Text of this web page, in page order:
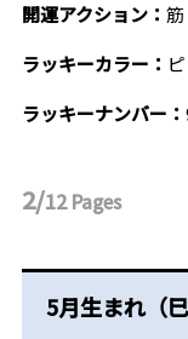
開運アクション：
ラッキーカラー：
ラッキーナンバー：
2/12Pages
5月生まれ（